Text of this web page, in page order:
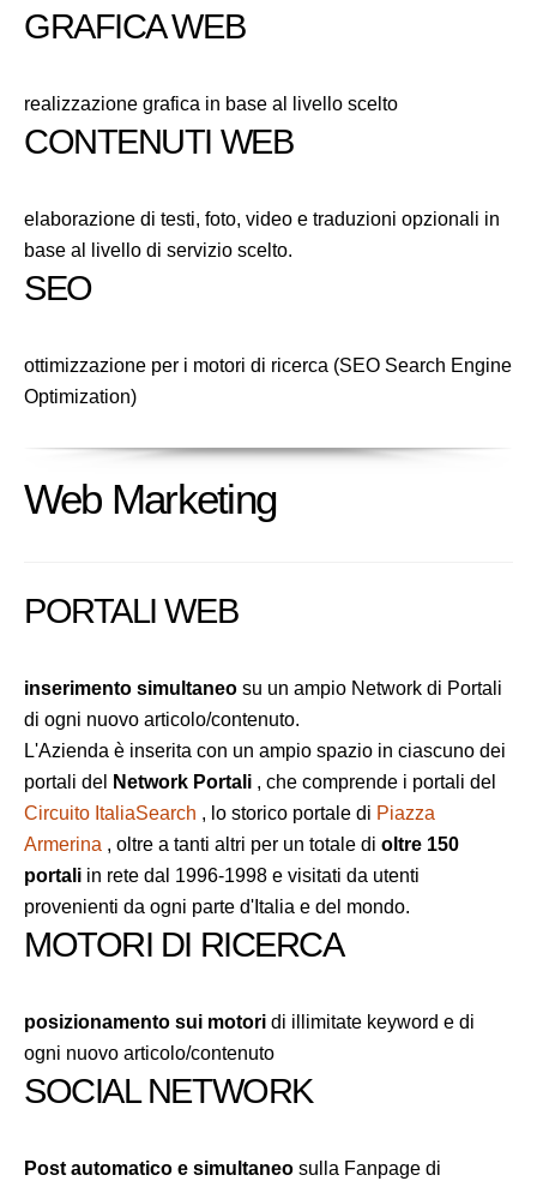
GRAFICA WEB
realizzazione grafica in base al livello scelto
CONTENUTI WEB
elaborazione di testi, foto, video e traduzioni opzionali in
base al livello di servizio scelto.
SEO
ottimizzazione per i motori di ricerca (SEO Search Engine
Optimization)
Web Marketing
PORTALI WEB
inserimento simultaneo su un ampio Network di Portali
di ogni nuovo articolo/contenuto.
L'Azienda è inserita con un ampio spazio in ciascuno dei
portali del
Network Portali , che comprende i portali del
Circuito ItaliaSearch , lo storico portale di Piazza
Armerina , oltre a tanti altri per un totale di oltre 150
portali in rete dal 1996-1998 e visitati da utenti
provenienti da ogni parte d'Italia e del mondo.
MOTORI DI RICERCA
posizionamento sui motori di illimitate keyword e di
ogni nuovo articolo/contenuto
SOCIAL NETWORK
Post automatico e simultaneo sulla Fanpage di